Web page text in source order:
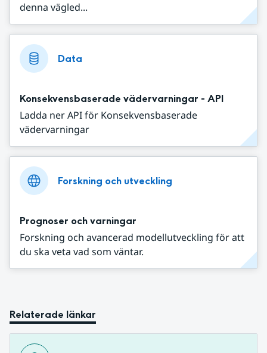
denna vägled...
Data
Konsekvensbaserade vädervarningar - API
Ladda ner API för Konsekvensbaserade
vädervarningar
Forskning och utveckling
Prognoser och varningar
Forskning och avancerad modellutveckling för att
du ska veta vad som väntar.
Relaterade länkar